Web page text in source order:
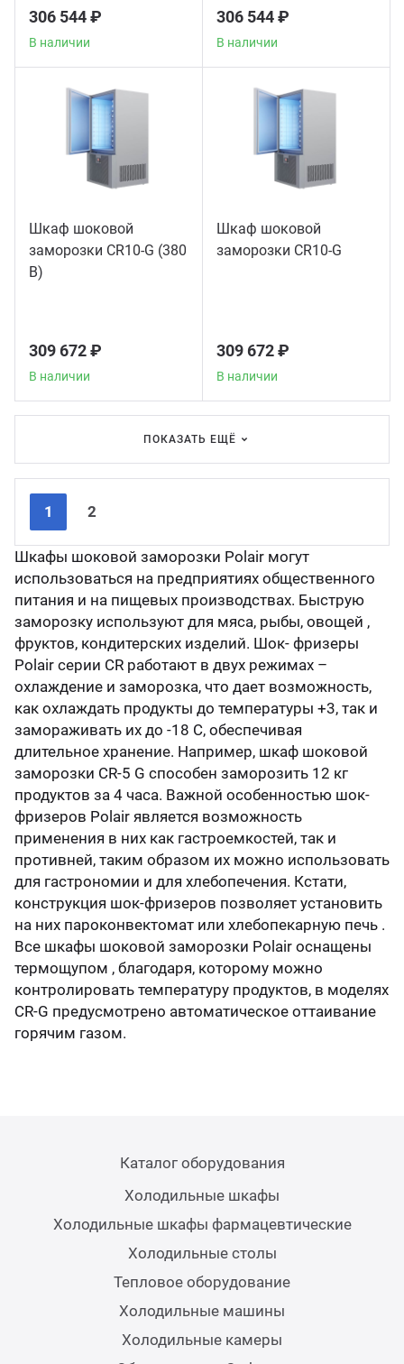
306 544 ₽
В наличии
306 544 ₽
В наличии
Шкаф шоковой
заморозки CR10-G (380
В)
309 672 ₽
В наличии
Шкаф шоковой
заморозки CR10-G
309 672 ₽
В наличии
ПОКАЗАТЬ ЕЩЁ
1 2
Шкафы шоковой заморозки Polair могут
использоваться на предприятиях общественного
питания и на пищевых производствах. Быструю
заморозку используют для мяса, рыбы, овощей ,
фруктов, кондитерских изделий. Шок- фризеры
Polair серии CR работают в двух режимах –
охлаждение и заморозка, что дает возможность,
как охлаждать продукты до температуры +3, так и
замораживать их до -18 С, обеспечивая
длительное хранение. Например, шкаф шоковой
заморозки CR-5 G способен заморозить 12 кг
продуктов за 4 часа. Важной особенностью шок-
фризеров Polair является возможность
применения в них как гастроемкостей, так и
противней, таким образом их можно использовать
для гастрономии и для хлебопечения. Кстати,
конструкция шок-фризеров позволяет установить
на них пароконвектомат или хлебопекарную печь .
Все шкафы шоковой заморозки Polair оснащены
термощупом , благодаря, которому можно
контролировать температуру продуктов, в моделях
CR-G предусмотрено автоматическое оттаивание
горячим газом.
Каталог оборудования
Холодильные шкафы
Холодильные шкафы фармацевтические
Холодильные столы
Тепловое оборудование
Холодильные машины
Холодильные камеры